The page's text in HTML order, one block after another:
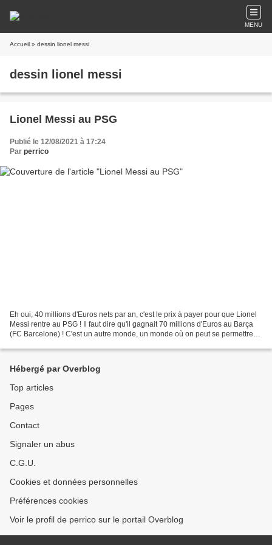
MENU
Accueil » dessin lionel messi
dessin lionel messi
Lionel Messi au PSG
Publié le 12/08/2021 à 17:24
Par perrico
Eh oui, 40 millions d'Euros nets par an, c'est le prix à payer pour que Lionel
Messi rentre au PSG ! Il faut dire qu'il gagnait 70 millions d'Euros au Barça
(FC Barcelone) ! C'est un autre monde, un monde où on peut se permettre
Hébergé par Overblog
Top articles
Pages
Contact
Signaler un abus
C.G.U.
Cookies et données personnelles
Préférences cookies
Voir le profil de perrico sur le portail Overblog